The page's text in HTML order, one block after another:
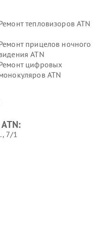
тепловизоров ATN
прицелов ночного
ATN
цифровых
ATN
7/1